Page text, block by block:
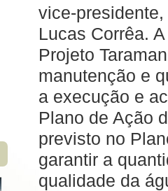
vice-
Lucas Corrêa.
Projeto
manutenção e
a execução e
Plano de Ação
previsto no
garantir a
qualidade da